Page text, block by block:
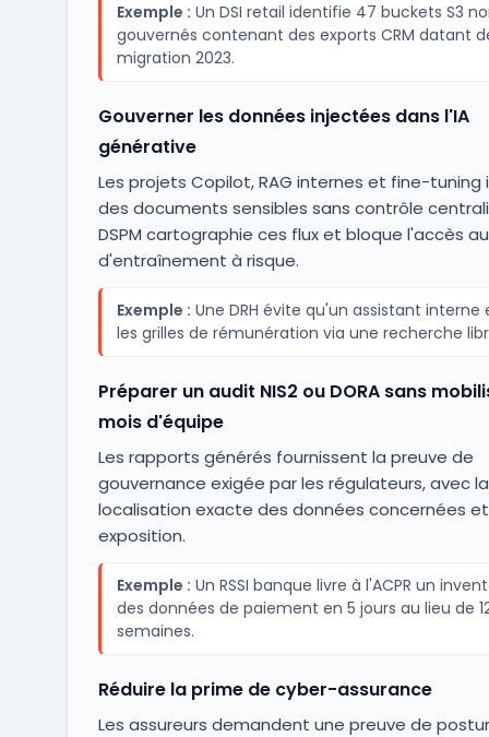
Exemple : Un DSI retail identifie 47 buckets S3
gouvernés contenant des exports CRM datant
migration 2023.
Gouverner les données injectées dans l'IA
générative
Les projets Copilot, RAG internes et fine-tuning
des documents sensibles sans contrôle
DSPM cartographie ces flux et bloque l'accès
d'entraînement à risque.
Exemple : Une DRH évite qu'un assistant interne
les grilles de rémunération via une recherche
Préparer un audit NIS2 ou DORA sans
mois d'équipe
Les rapports générés fournissent la preuve de
gouvernance exigée par les régulateurs, avec la
localisation exacte des données concernées
exposition.
Exemple : Un RSSI banque livre à l'ACPR un
des données de paiement en 5 jours au lieu de
semaines.
Réduire la prime de cyber-assurance
Les assureurs demandent une preuve de